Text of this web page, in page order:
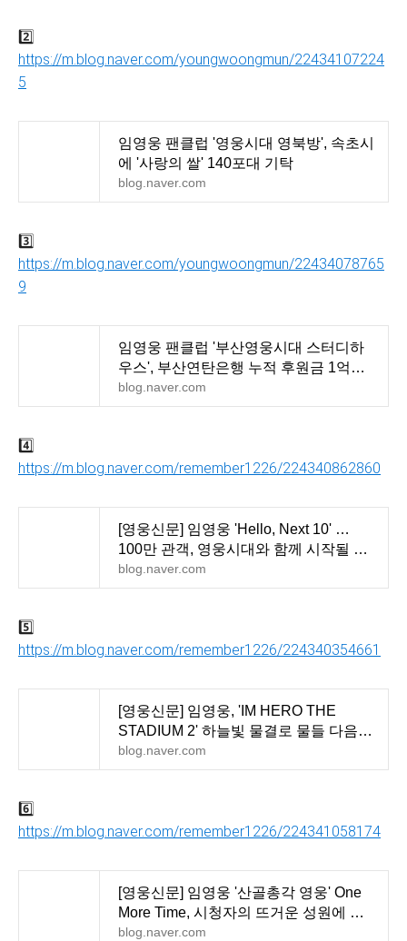
2️⃣
https://m.blog.naver.com/youngwoongmun/22434107224
5
임영웅 팬클럽 '영웅시대 영북방', 속초시
에 '사랑의 쌀' 140포대 기탁
blog.naver.com
3️⃣
https://m.blog.naver.com/youngwoongmun/22434078765
9
임영웅 팬클럽 '부산영웅시대 스터디하
우스', 부산연탄은행 누적 후원금 1억원
돌파..'아름다운
blog.naver.com
4️⃣
https://m.blog.naver.com/remember1226/224340862860
[영웅신문] 임영웅 'Hello, Next 10' …
100만 관객, 영웅시대와 함께 시작될 다
음 이야기
blog.naver.com
5️⃣
https://m.blog.naver.com/remember1226/224340354661
[영웅신문] 임영웅, 'IM HERO THE
STADIUM 2' 하늘빛 물결로 물들 다음
10년의 찬란한 약속
blog.naver.com
6️⃣
https://m.blog.naver.com/remember1226/224341058174
[영웅신문] 임영웅 '산골총각 영웅' One
More Time, 시청자의 뜨거운 성원에 힘
입어 1회 연장
blog.naver.com